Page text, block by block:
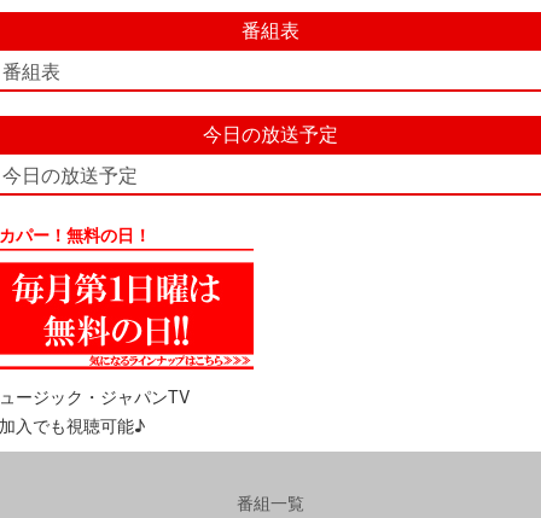
番組表
番組表
今日の放送予定
今日の放送予定
パー！無料の日！
ージック・ジャパンTV
入でも視聴可能♪
番組一覧